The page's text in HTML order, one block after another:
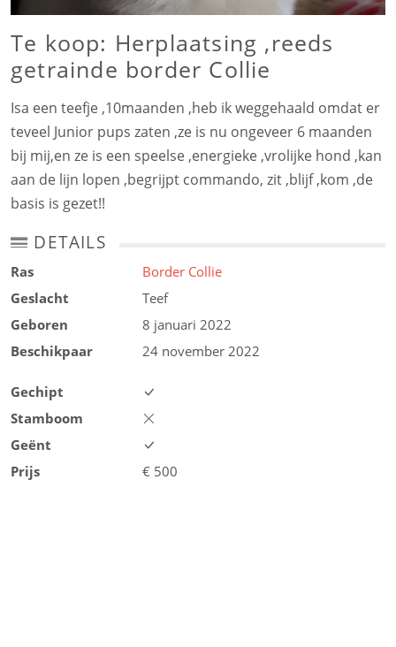
Te koop: Herplaatsing ,reeds
getrainde border Collie
Isa een teefje ,10maanden ,heb ik weggehaald omdat er
teveel Junior pups zaten ,ze is nu ongeveer 6 maanden
bij mij,en ze is een speelse ,energieke ,vrolijke hond ,kan
aan de lijn lopen ,begrijpt commando, zit ,blijf ,kom ,de
basis is gezet!!
DETAILS
Ras
Border Collie
Geslacht
Teef
Geboren
8 januari 2022
Beschikpaar
24 november 2022
Gechipt
Stamboom
Geënt
Prijs
€ 500